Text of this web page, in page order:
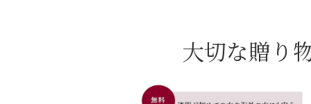
大切な贈り